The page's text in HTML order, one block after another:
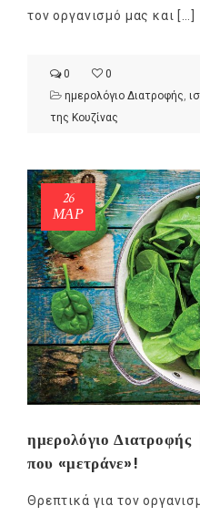
τον οργανισμό μας και […]
0
0
ημερολόγιο Διατροφής
της Κουζίνας
26
ΜΑΡ
ημερολόγιο Διατροφής
που «μετράνε»!
Θρεπτικά για τον